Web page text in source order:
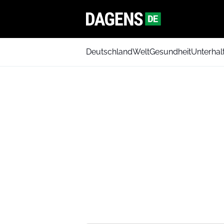
DeutschlandWeltGesundheit